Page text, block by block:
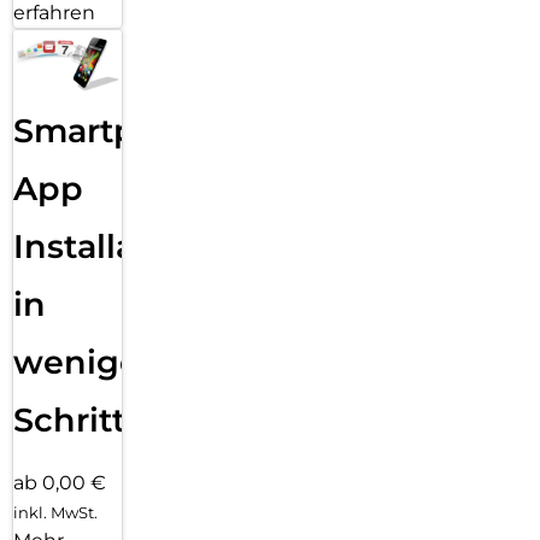
erfahren
Smartphone
App
Installation
in
wenigen
Schritten
ab 0,00 €
inkl. MwSt.